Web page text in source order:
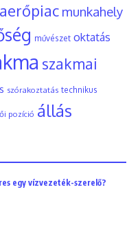
munkahely
művészet oktatás
szakmai
szórakoztatás technikus
pozíció állás
egy vízvezeték-szerelő?